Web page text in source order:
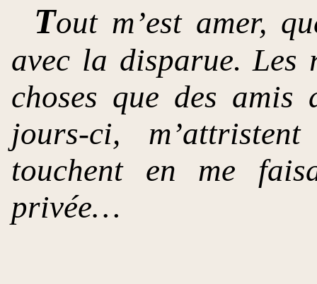
Tout m’est amer,
avec la disparue. Les
choses que des amis
jours-ci,
touchent en me
privée…